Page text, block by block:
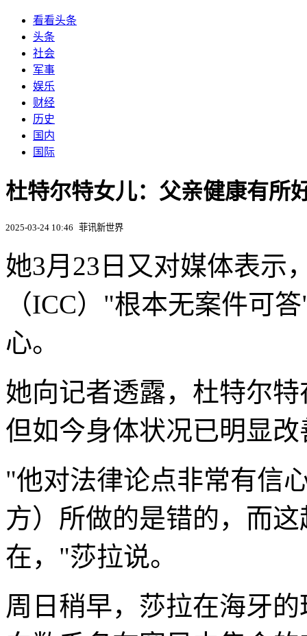
看看头条
头条
社会
军事
娱乐
财经
历史
国内
国际
杜特尔特女儿：父亲健康有所
2025-03-24 10:46 菲讯新世界
她3月23日又对媒体表示
（ICC）"根本无案件可
心。
她向记者透露，杜特尔
但如今身体状况已明显改
"他对法律论点非常有信
方）所做的是错的，而
在，"莎拉说。
周日稍早，莎拉在海牙